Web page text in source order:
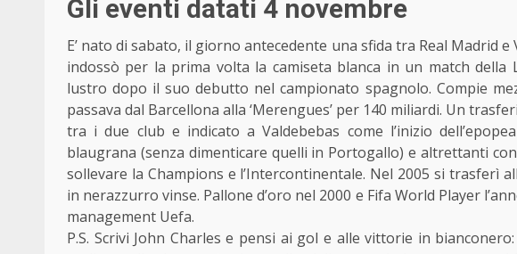
Gli eventi datati 4 novembre
E’ nato di sabato, il giorno antecedente una sfida tra Real Madrid e
indossò per la prima volta la camiseta blanca in un match della
lustro dopo il suo debutto nel campionato spagnolo. Compie
passava dal Barcellona alla ‘Merengues’ per 140 miliardi. Un
tra i due club e indicato a Valdebebas come l’inizio
blaugrana (senza dimenticare quelli in Portogallo) e altrettanti
sollevare la Champions e l’Intercontinentale. Nel 2005 si trasferì
in nerazzurro vinse. Pallone d’oro nel 2000 e Fifa World Player
management Uefa.
P.S. Scrivi John Charles e pensi ai gol e alle vittorie in